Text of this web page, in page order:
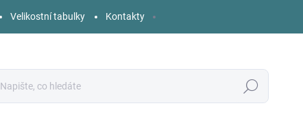
Velikostní tabulky Kontakty
Hledat